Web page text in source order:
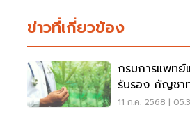
ข่าวที่เกี่ยวข้อง
กรมการแพทย์
รับรอง กัญชา
มาตรฐาน
11 ก.ค. 2568 |